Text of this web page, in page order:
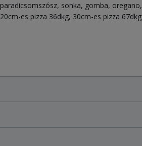
paradicsomszósz sonka gomba oregano
20cm-es pizza 36dkg, 30cm-es pizza 67dkg